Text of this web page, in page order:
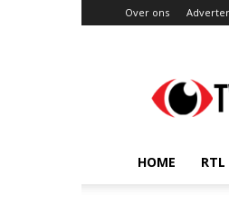
Over ons
HOME RTL